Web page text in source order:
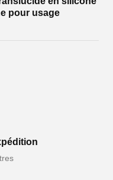
pour usage